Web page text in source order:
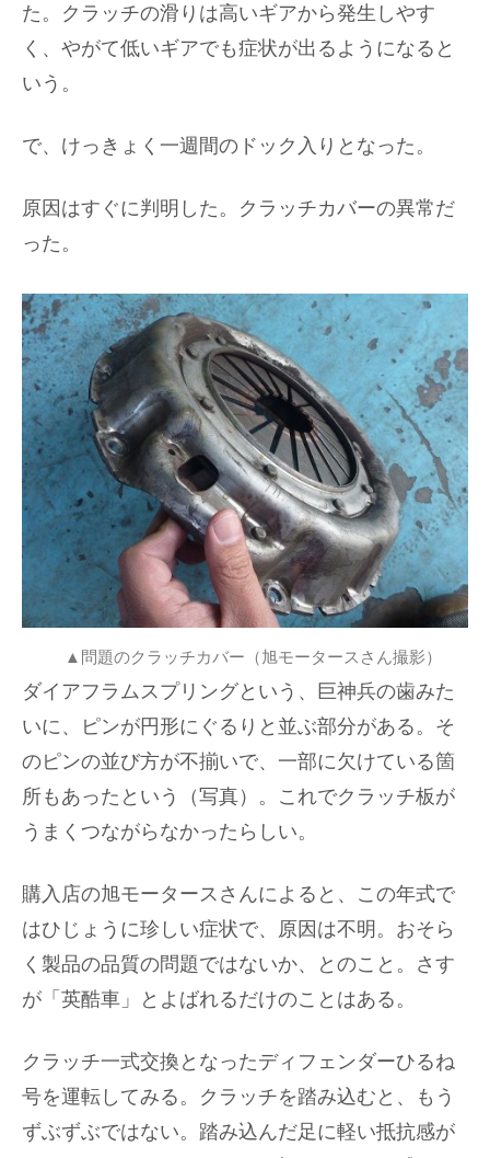
た。クラッチの滑りは高いギアから発生しやす
く、やがて低いギアでも症状が出るようになると
いう。
で、けっきょく一週間のドック入りとなった。
原因はすぐに判明した。クラッチカバーの異常だ
った。
▲問題のクラッチカバー（旭モータースさん撮影）
ダイアフラムスプリングという、巨神兵の歯みた
いに、ピンが円形にぐるりと並ぶ部分がある。そ
のピンの並び方が不揃いで、一部に欠けている箇
所もあったという（写真）。これでクラッチ板が
うまくつながらなかったらしい。
購入店の旭モータースさんによると、この年式で
はひじょうに珍しい症状で、原因は不明。おそら
く製品の品質の問題ではないか、とのこと。さす
が「英酷車」とよばれるだけのことはある。
クラッチ一式交換となったディフェンダーひるね
号を運転してみる。クラッチを踏み込むと、もう
ずぶずぶではない。踏み込んだ足に軽い抵抗感が